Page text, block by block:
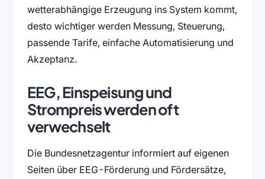
wetterabhängige Erzeugung ins System kommt,
desto wichtiger werden Messung, Steuerung,
passende Tarife, einfache Automatisierung und
Akzeptanz.
EEG, Einspeisung und
Strompreis werden oft
verwechselt
Die Bundesnetzagentur informiert auf eigenen
Seiten über EEG-Förderung und Fördersätze,